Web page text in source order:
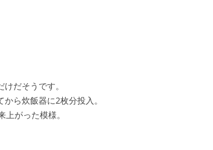
だそうです。
ら炊飯器に2枚分投入。
がった模様。